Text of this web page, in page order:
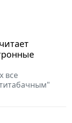
все